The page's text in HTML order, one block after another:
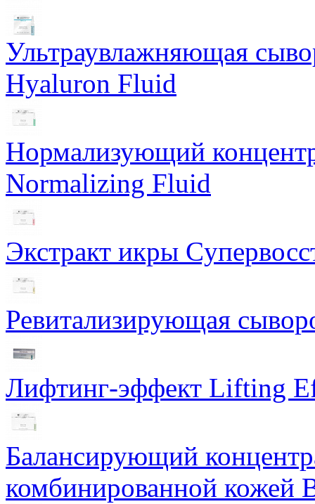
Ультраувлажняющая
Hyaluron Fluid
Нормализующий
Normalizing Fluid
Экстракт икры
Ревитализирующая
Лифтинг-эффект Lifting
Балансирующий
комбинированной кожей